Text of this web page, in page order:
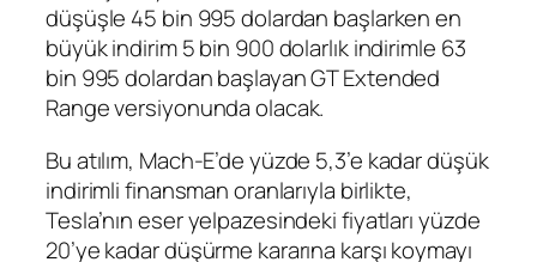
düşüşle 45 bin 995 dolardan başlarken en
büyük indirim 5 bin 900 dolarlık indirimle 63
bin 995 dolardan başlayan GT Extended
Range versiyonunda olacak.
Bu atılım, Mach-E’de yüzde 5,3’e kadar düşük
indirimli finansman oranlarıyla birlikte,
Tesla’nın eser yelpazesindeki fiyatları yüzde
20’ye kadar düşürme kararına karşı koymayı